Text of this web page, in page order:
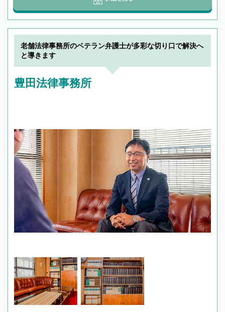
老舗法律事務所のベテラン弁護士が多彩な切り口で解決へ
と導きます
豊田法律事務所